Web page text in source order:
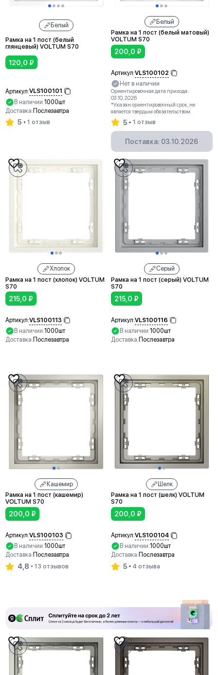
Белый
Рамка на 1 пост (белый
глянцевый) VOLTUM S70
120,0 ₽
Артикул:VLS100101
В наличии:1000шт
Доставка:Послезавтра
5 1 отзыв
Белый
Рамка на 1 пост (белый матовый)
VOLTUM S70
200,0 ₽
Артикул:VLS100102
Нет в наличии
Ориентировочная дата прихода:
03.10.2026
*Указан ориентировочный срок, не
является твердым обязательством.
5 1 отзыв
Поставка: 03.10.2026
Хлопок
Рамка на 1 пост (хлопок) VOLTUM
S70
215,0 ₽
Артикул:VLS100113
В наличии:1000шт
Доставка: Послезавтра
Серый
Рамка на 1 пост (серый) VOLTUM
S70
215,0 ₽
Артикул:VLS100116
В наличии:1000шт
Доставка: Послезавтра
Кашемир
Рамка на 1 пост (кашемир)
VOLTUM S70
200,0 ₽
Артикул:VLS100103
В наличии:1000шт
Доставка: Послезавтра
4,8 13 отзывов
Шелк
Рамка на 1 пост (шелк) VOLTUM
S70
200,0 ₽
Артикул:VLS100104
В наличии:1000шт
Доставка: Послезавтра
5 4 отзыва